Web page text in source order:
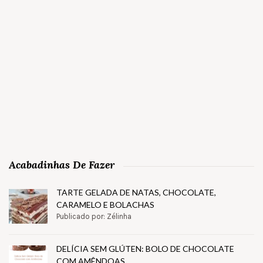
Acabadinhas De Fazer
TARTE GELADA DE NATAS, CHOCOLATE,
CARAMELO E BOLACHAS
Publicado por: Zélinha
DELÍCIA SEM GLÚTEN: BOLO DE CHOCOLATE
COM AMÊNDOAS